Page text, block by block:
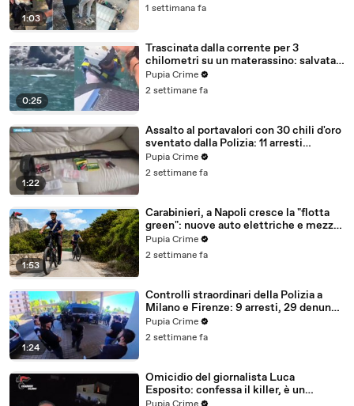
1:03
1 settimana fa
0:25
Trascinata dalla corrente per 3
chilometri su un materassino: salvata
dalla Polizia (25.07.26)
Pupia Crime
2 settimane fa
1:22
Assalto al portavalori con 30 chili d'oro
sventato dalla Polizia: 11 arresti
(25.07.26)
Pupia Crime
2 settimane fa
1:53
Carabinieri, a Napoli cresce la "flotta
green": nuove auto elettriche e mezzi
sostenibili anche sulle isole (25.07.26)
Pupia Crime
2 settimane fa
1:24
Controlli straordinari della Polizia a
Milano e Firenze: 9 arresti, 29 denunce
e oltre 7mila persone identificate
(25.07.26)
Pupia Crime
2 settimane fa
Omicidio del giornalista Luca
Esposito: confessa il killer, è un
26enne tunisino (25.07.26)